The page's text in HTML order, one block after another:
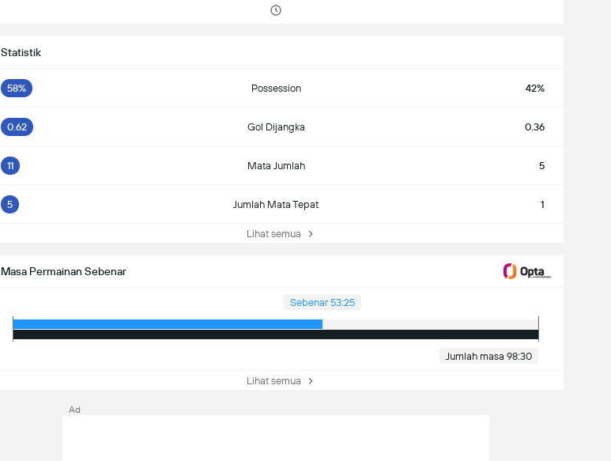
Statistik
58% Possession 42%
0.62 Gol Dijangka 0.36
11 Mata Jumlah 5
5 Jumlah Mata Tepat 1
Lihat semua
Masa Permainan Sebenar
Sebenar 53:25
Jumlah masa 98:30
Lihat semua
Ad